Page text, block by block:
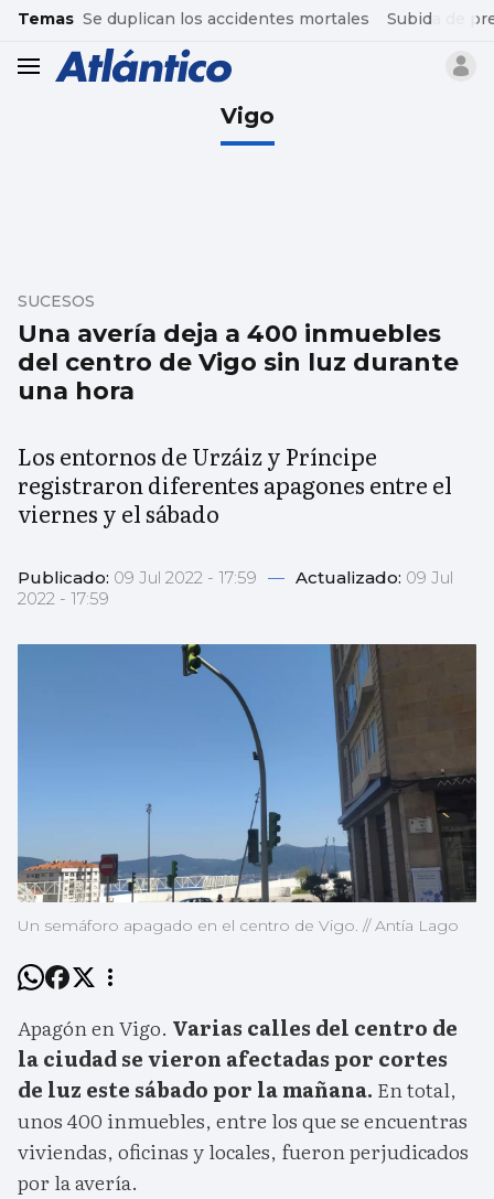
common.go-to-content
Temas Se duplican los accidentes mortales Subida de
header.menu.open
Vigo
Una avería deja a 400 inmuebles
del centro de Vigo sin luz durante
una hora
SUCESOS
Los entornos de Urzáiz y Príncipe
registraron diferentes apagones entre el
viernes y el sábado
Publicado: 09 Jul 2022 - 17:59 — Actualizado: 09 Jul
2022 - 17:59
Un semáforo apagado en el centro de Vigo. // Antía Lago
Apagón en Vigo. Varias calles del centro de
la ciudad se vieron afectadas por cortes
de luz este sábado por la mañana. En total,
unos 400 inmuebles, entre los que se encuentras
viviendas, oficinas y locales, fueron perjudicados
por la avería.